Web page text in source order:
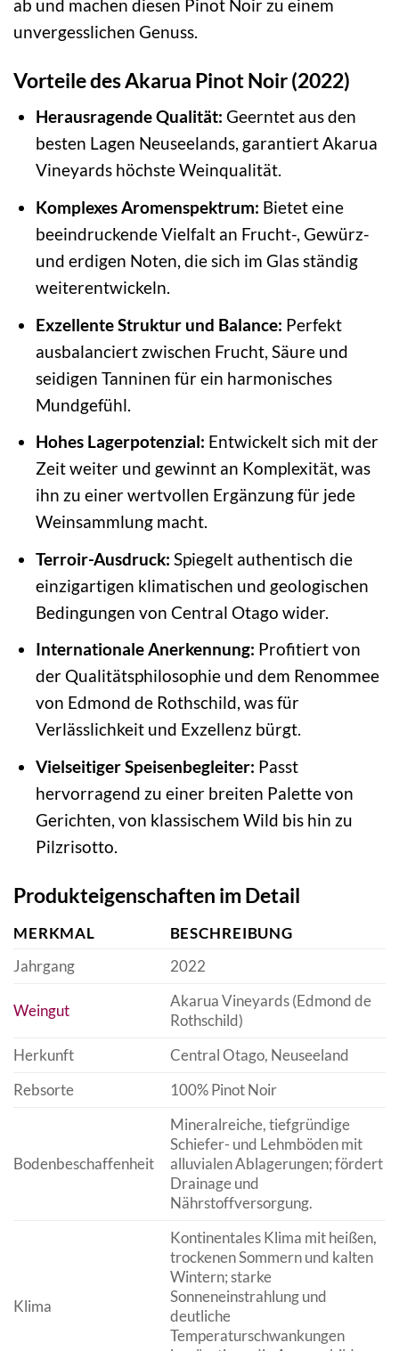
ab und machen diesen Pinot Noir zu einem
unvergesslichen Genuss.
Vorteile des Akarua Pinot Noir (2022)
Herausragende Qualität: Geerntet aus den
besten Lagen Neuseelands, garantiert Akarua
Vineyards höchste Weinqualität.
Komplexes Aromenspektrum: Bietet eine
beeindruckende Vielfalt an Frucht-, Gewürz-
und erdigen Noten, die sich im Glas ständig
weiterentwickeln.
Exzellente Struktur und Balance: Perfekt
ausbalanciert zwischen Frucht, Säure und
seidigen Tanninen für ein harmonisches
Mundgefühl.
Hohes Lagerpotenzial: Entwickelt sich mit der
Zeit weiter und gewinnt an Komplexität, was
ihn zu einer wertvollen Ergänzung für jede
Weinsammlung macht.
Terroir-Ausdruck: Spiegelt authentisch die
einzigartigen klimatischen und geologischen
Bedingungen von Central Otago wider.
Internationale Anerkennung: Profitiert von
der Qualitätsphilosophie und dem Renommee
von Edmond de Rothschild, was für
Verlässlichkeit und Exzellenz bürgt.
Vielseitiger Speisenbegleiter: Passt
hervorragend zu einer breiten Palette von
Gerichten, von klassischem Wild bis hin zu
Pilzrisotto.
Produkteigenschaften im Detail
MERKMAL
BESCHREIBUNG
Jahrgang
2022
Weingut
Akarua Vineyards (Edmond de
Rothschild)
Herkunft
Central Otago, Neuseeland
Rebsorte
100% Pinot Noir
Bodenbeschaffenheit
Mineralreiche, tiefgründige
Schiefer- und Lehmböden mit
alluvialen Ablagerungen; fördert
Drainage und
Nährstoffversorgung.
Klima
Kontinentales Klima mit heißen,
trockenen Sommern und kalten
Wintern; starke
Sonneneinstrahlung und
deutliche
Temperaturschwankungen